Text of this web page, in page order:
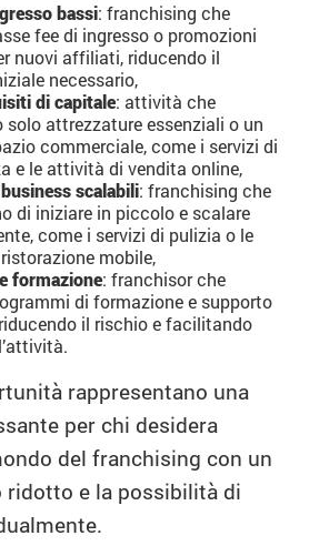
bassi: franchising che
fee di ingresso o promozioni
nuovi affiliati, riducendo il
necessario,
di capitale: attività che
solo attrezzature essenziali o un
commerciale, come i servizi di
e le attività di vendita online,
scalabili: franchising che
di iniziare in piccolo e scalare
come i servizi di pulizia o le
mobile,
formazione: franchisor che
di formazione e supporto
il rischio e facilitando
rappresentano una
per chi desidera
del franchising con un
ridotto e la possibilità di